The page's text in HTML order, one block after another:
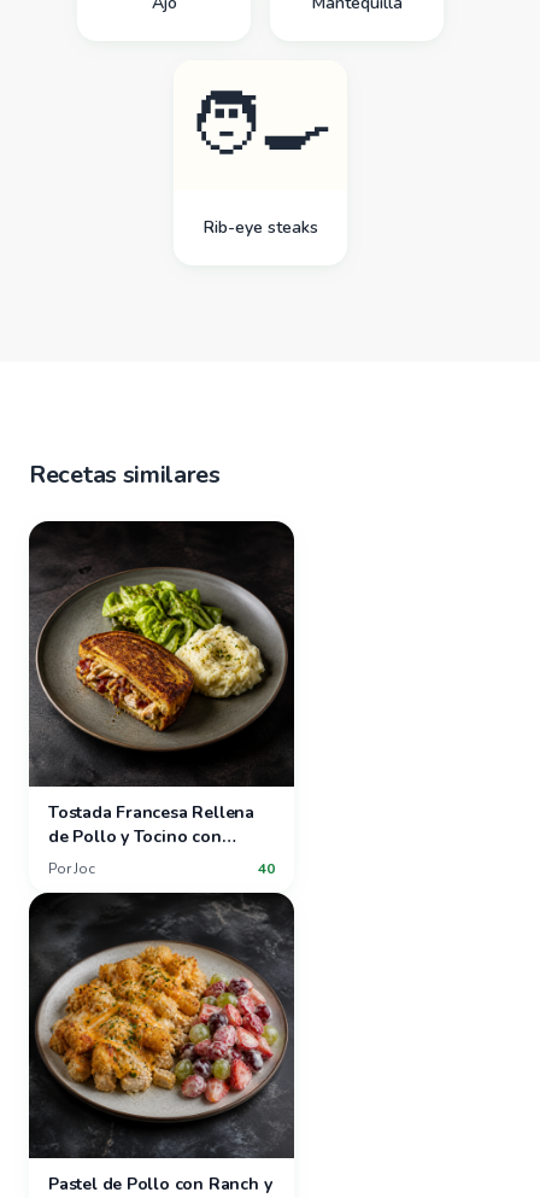
🧑‍🍳
Rib-eye steaks
Recetas similares
Tostada Francesa Rellena
de Pollo y Tocino con
Ensalada de Lechuga
PorJoc 40
Pastel de Pollo con Ranch y